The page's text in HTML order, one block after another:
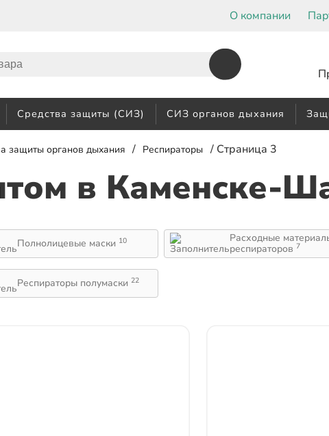
О компании
Средства защиты (СИЗ) СИЗ органов дыхания
защиты органов дыхания / Респираторы / Страница 3
в Каменске-
Полнолицевые маски 10
Расходные
респираторов 7
Респираторы полумаски 22